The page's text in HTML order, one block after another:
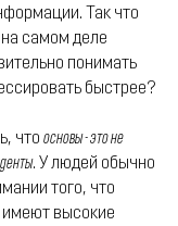
Так что
самом деле
понимать
быстрее?
что основы - это не
. У людей обычно
того, что
имеют высокие